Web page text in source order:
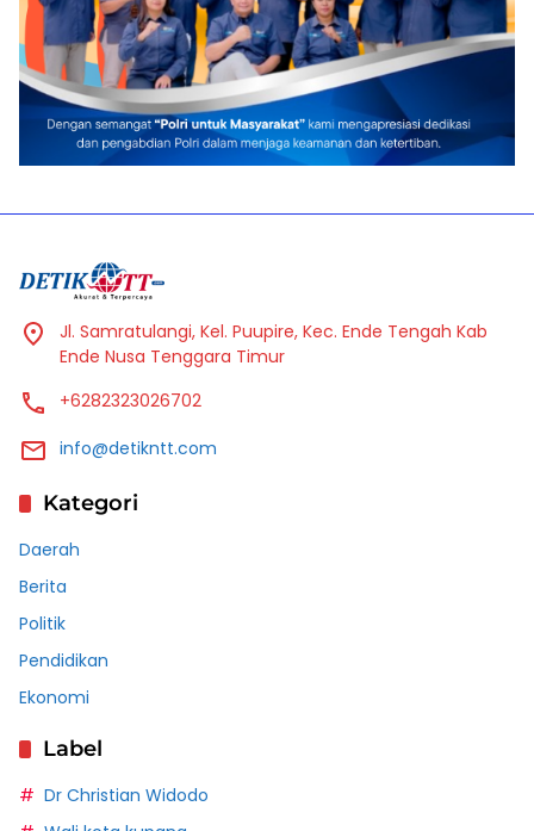
Jl. Samratulangi, Kel. Puupire, Kec. Ende Tengah Kab
Ende Nusa Tenggara Timur
+6282323026702
info@detikntt.com
Kategori
Daerah
Berita
Politik
Pendidikan
Ekonomi
Label
Dr Christian Widodo